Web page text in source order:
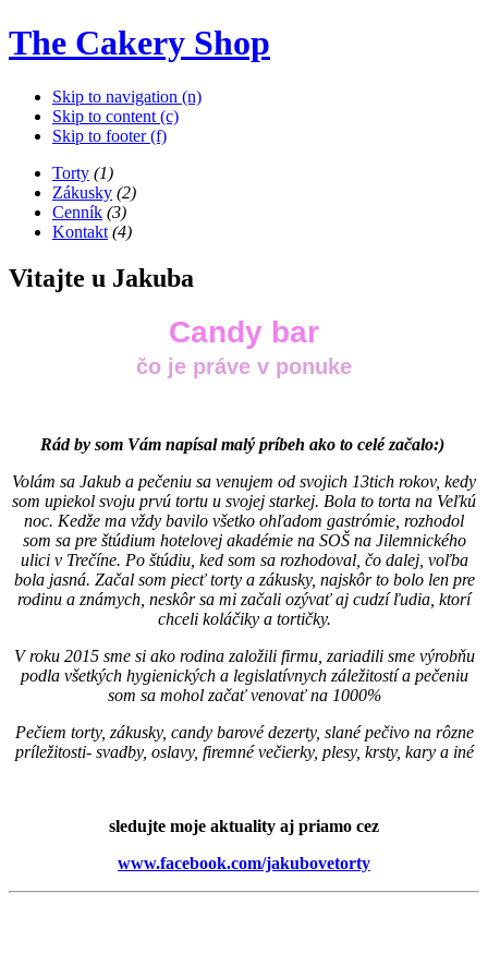
The Cakery Shop
Skip to navigation (n)
Skip to content (c)
Skip to footer (f)
Torty (1)
Zákusky (2)
Cenník (3)
Kontakt (4)
Vitajte u Jakuba
Candy bar
čo je práve v ponuke
Rád by som Vám napísal malý príbeh ako to celé začalo:)
Volám sa Jakub a pečeniu sa venujem od svojich 13tich rokov, kedy
som upiekol svoju prvú tortu u svojej starkej. Bola to torta na Veľkú
noc. Kedže ma vždy bavilo všetko ohľadom gastrómie, rozhodol
som sa pre štúdium hotelovej akadémie na SOŠ na Jilemnického
ulici v Trečíne. Po štúdiu, ked som sa rozhodoval, čo dalej, voľba
bola jasná. Začal som piecť torty a zákusky, najskôr to bolo len pre
rodinu a známych, neskôr sa mi začali ozývať aj cudzí ľudia, ktorí
chceli koláčiky a tortičky.
V roku 2015 sme si ako rodina založili firmu, zariadili sme výrobňu
podla všetkých hygienických a legislatívnych záležitostí a pečeniu
som sa mohol začať venovať na 1000%
Pečiem torty, zákusky, candy barové dezerty, slané pečivo na rôzne
príležitosti- svadby, oslavy, firemné večierky, plesy, krsty, kary a iné
sledujte moje aktuality aj priamo cez
www.facebook.com/jakubovetorty